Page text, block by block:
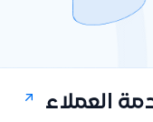
العملاء